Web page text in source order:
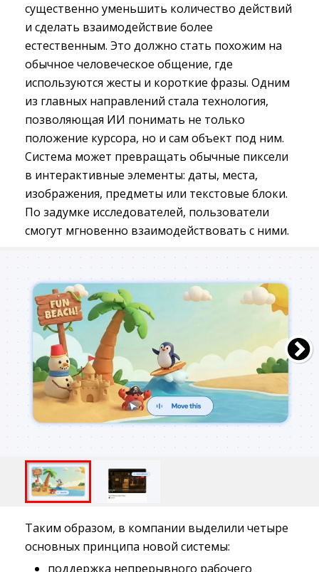
существенно уменьшить количество действий
и сделать взаимодействие более
естественным. Это должно стать похожим на
обычное человеческое общение, где
используются жесты и короткие фразы. Одним
из главных направлений стала технология,
позволяющая ИИ понимать не только
положение курсора, но и сам объект под ним.
Система может превращать обычные пиксели
в интерактивные элементы: даты, места,
изображения, предметы или текстовые блоки.
По задумке исследователей, пользователи
смогут мгновенно взаимодействовать с ними.
Таким образом, в компании выделили четыре
основных принципа новой системы:
поддержка непрерывного рабочего